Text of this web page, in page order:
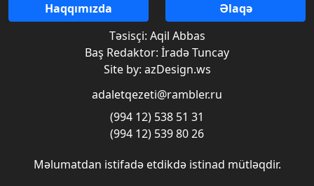
Haqqımızda
Əlaqə
Təsisçi: Aqil Abbas
Baş Redaktor: İradə Tuncay
Site by: azDesign.ws
adaletqezeti@rambler.ru
(994 12) 538 51 31
(994 12) 539 80 26
Məlumatdan istifadə etdikdə istinad mütləqdir.